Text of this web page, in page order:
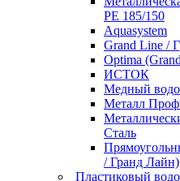
PE 185/150
Aquasystem
Grand Line /
Optima
ИСТОК
Медный
Металл
Сталь
/ Гранд Лайн)
Пластиковый